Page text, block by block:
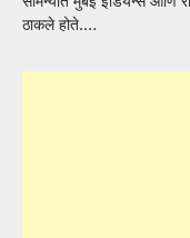
ठाकले होते.…